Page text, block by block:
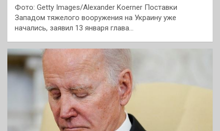
Фото: Getty Images/Alexander Koerner Поставки
Западом тяжелого вооружения на Украину уже
начались, заявил 13 января глава…